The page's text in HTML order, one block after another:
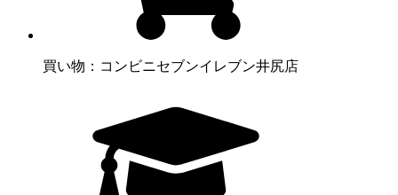
買い物：コンビニセブンイレブン井尻店